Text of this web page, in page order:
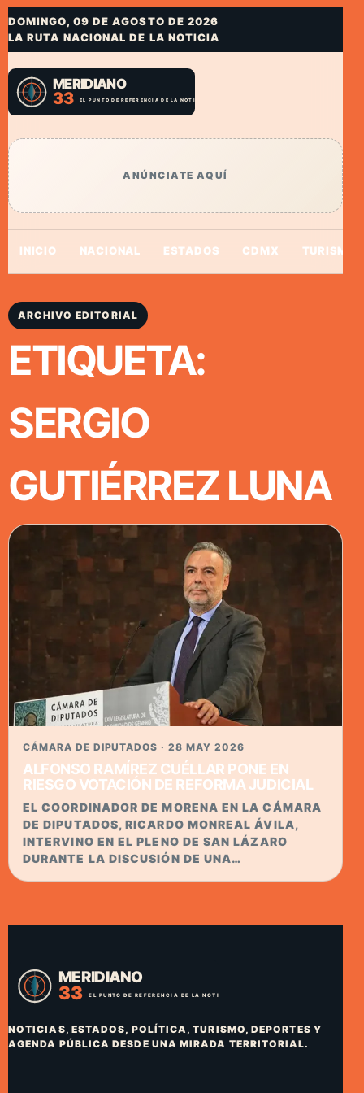
DOMINGO, 09 DE AGOSTO DE 2026
LA RUTA NACIONAL DE LA NOTICIA
ANÚNCIATE AQUÍ
INICIO NACIONAL ESTADOS CDMX TURISMO
ARCHIVO EDITORIAL
ETIQUETA:
SERGIO
GUTIÉRREZ LUNA
CÁMARA DE DIPUTADOS · 28 MAY 2026
ALFONSO RAMÍREZ CUÉLLAR PONE EN
RIESGO VOTACIÓN DE REFORMA JUDICIAL
EL COORDINADOR DE MORENA EN LA CÁMARA
DE DIPUTADOS, RICARDO MONREAL ÁVILA,
INTERVINO EN EL PLENO DE SAN LÁZARO
DURANTE LA DISCUSIÓN DE UNA…
NOTICIAS, ESTADOS, POLÍTICA, TURISMO, DEPORTES Y
AGENDA PÚBLICA DESDE UNA MIRADA TERRITORIAL.